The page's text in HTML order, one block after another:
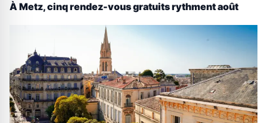
À Metz, cinq rendez-vous gratuits rythment août